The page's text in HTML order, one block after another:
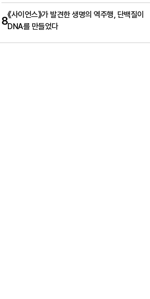
8《사이언스》가 발견한 생명의 역주행, 단백질이
DNA를 만들었다